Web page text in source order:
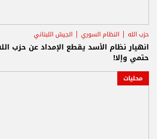
حزب الله النظام السوري الجيش اللبناني
انهيار نظام الأسد يقطع الإمداد عن حزب
حتمي وإلا!
محليات